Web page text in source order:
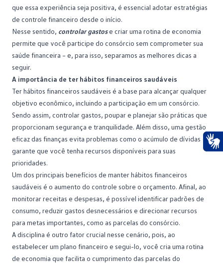
que essa experiência seja positiva, é essencial adotar estratégias
de controle financeiro desde o início.
Nesse sentido, controlar gastose criar uma rotina de economia
permite que você participe do consórcio sem comprometer sua
saúde financeira – e, para isso, separamos as melhores dicas a
seguir.
A importância de ter hábitos financeiros saudáveis
Ter hábitos financeiros saudáveis é a base para alcançar qualquer
objetivo econômico, incluindo a participação em um consórcio.
Sendo assim, controlar gastos, poupar e planejar são práticas que
proporcionam segurança e tranquilidade. Além disso, uma gestão
eficaz das finanças evita problemas como o acúmulo de dívidas e
garante que você tenha recursos disponíveis para suas
prioridades.
Um dos principais benefícios de manter hábitos financeiros
saudáveis é o aumento do controle sobre o orçamento. Afinal, ao
monitorar receitas e despesas, é possível identificar padrões de
consumo, reduzir gastos desnecessários e direcionar recursos
para metas importantes, como as parcelas do consórcio.
A disciplina é outro fator crucial nesse cenário, pois, ao
estabelecer um plano financeiro e segui-lo, você cria uma rotina
de economia que facilita o cumprimento das parcelas do